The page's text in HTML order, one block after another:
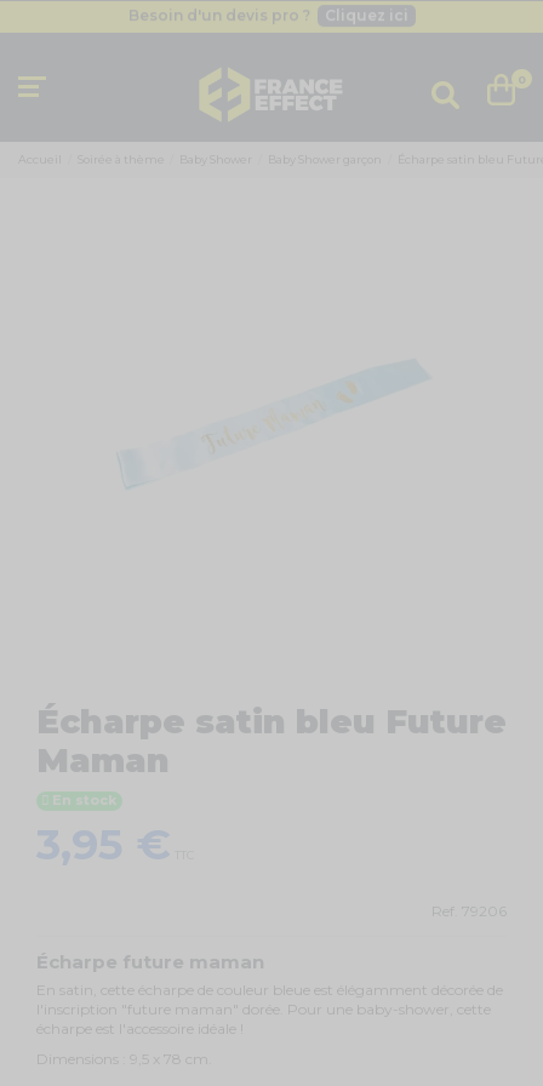
Besoin d'un devis pro ?
Cliquez ici
Besoin d'un devis pro ?
Cliquez ici
Livraison gratuite dès 49
0
Accueil Soirée à thème Baby Shower Baby Shower garçon Écharpe satin bleu
Écharpe satin bleu Future
Maman
En stock
3,95 €
Ref. 79206
Écharpe future maman
En satin, cette écharpe de couleur bleue est élégamment décorée de
l'inscription "future maman" dorée. Pour une baby-shower, cette
écharpe est l'accessoire idéale !
Dimensions : 9,5 x 78 cm.